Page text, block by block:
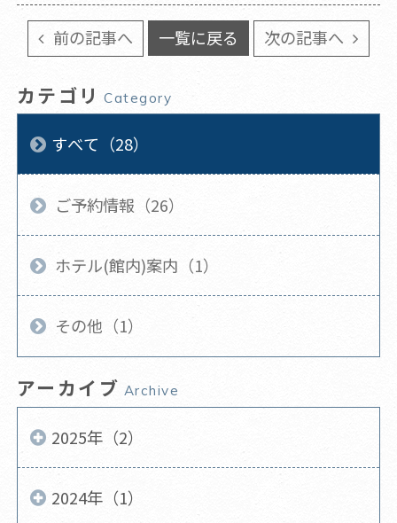
前の記事へ 一覧に戻る 次の記事へ
カテゴリ Category
すべて（28）
ご予約情報（26）
ホテル(館内)案内（1）
その他（1）
アーカイブ Archive
2025年（2）
2024年（1）